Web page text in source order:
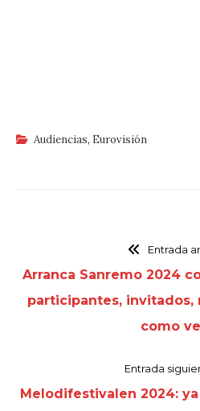
Audiencias, Eurovisión
Entrada
Arranca Sanremo 2024
participantes, invitados,
como
Entrada
Melodifestivalen 2024: